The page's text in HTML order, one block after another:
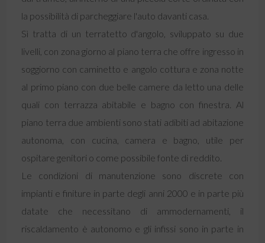
la possibilità di parcheggiare l'auto davanti casa.
Sì tratta di un terratetto d'angolo, sviluppato su due
livelli, con zona giorno al piano terra che offre ingresso in
soggiorno con caminetto e angolo cottura e zona notte
al primo piano con due belle camere da letto una delle
quali con terrazza abitabile e bagno con finestra. Al
piano terra due ambienti sono stati adibiti ad abitazione
autonoma, con cucina, camera e bagno, utile per
ospitare genitori o come possibile fonte di reddito.
Le condizioni di manutenzione sono discrete con
impianti e finiture in parte degli anni 2000 e in parte più
datate che necessitano di ammodernamenti, il
riscaldamento è autonomo e gli infissi sono in parte in